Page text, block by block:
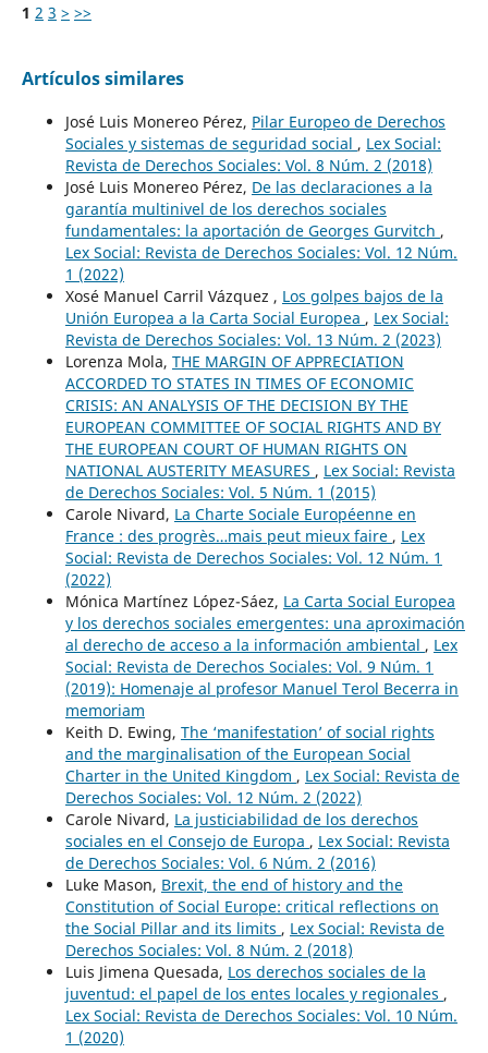
1 2 3 > >>
Artículos similares
José Luis Monereo Pérez, Pilar Europeo de Derechos
Sociales y sistemas de seguridad social , Lex Social:
Revista de Derechos Sociales: Vol. 8 Núm. 2 (2018)
José Luis Monereo Pérez, De las declaraciones a la
garantía multinivel de los derechos sociales
fundamentales: la aportación de Georges Gurvitch ,
Lex Social: Revista de Derechos Sociales: Vol. 12 Núm.
1 (2022)
Xosé Manuel Carril Vázquez , Los golpes bajos de la
Unión Europea a la Carta Social Europea , Lex Social:
Revista de Derechos Sociales: Vol. 13 Núm. 2 (2023)
Lorenza Mola, THE MARGIN OF APPRECIATION
ACCORDED TO STATES IN TIMES OF ECONOMIC
CRISIS: AN ANALYSIS OF THE DECISION BY THE
EUROPEAN COMMITTEE OF SOCIAL RIGHTS AND BY
THE EUROPEAN COURT OF HUMAN RIGHTS ON
NATIONAL AUSTERITY MEASURES , Lex Social: Revista
de Derechos Sociales: Vol. 5 Núm. 1 (2015)
Carole Nivard, La Charte Sociale Européenne en
France : des progrès…mais peut mieux faire , Lex
Social: Revista de Derechos Sociales: Vol. 12 Núm. 1
(2022)
Mónica Martínez López-Sáez, La Carta Social Europea
y los derechos sociales emergentes: una aproximación
al derecho de acceso a la información ambiental , Lex
Social: Revista de Derechos Sociales: Vol. 9 Núm. 1
(2019): Homenaje al profesor Manuel Terol Becerra in
memoriam
Keith D. Ewing, The ‘manifestation’ of social rights
and the marginalisation of the European Social
Charter in the United Kingdom , Lex Social: Revista de
Derechos Sociales: Vol. 12 Núm. 2 (2022)
Carole Nivard, La justiciabilidad de los derechos
sociales en el Consejo de Europa , Lex Social: Revista
de Derechos Sociales: Vol. 6 Núm. 2 (2016)
Luke Mason, Brexit, the end of history and the
Constitution of Social Europe: critical reflections on
the Social Pillar and its limits , Lex Social: Revista de
Derechos Sociales: Vol. 8 Núm. 2 (2018)
Luis Jimena Quesada, Los derechos sociales de la
juventud: el papel de los entes locales y regionales ,
Lex Social: Revista de Derechos Sociales: Vol. 10 Núm.
1 (2020)